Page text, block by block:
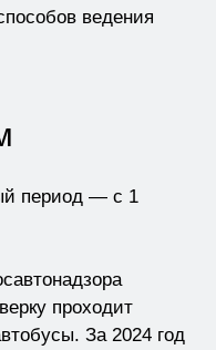
ведения
период — с 1
проходит
За 2024 год